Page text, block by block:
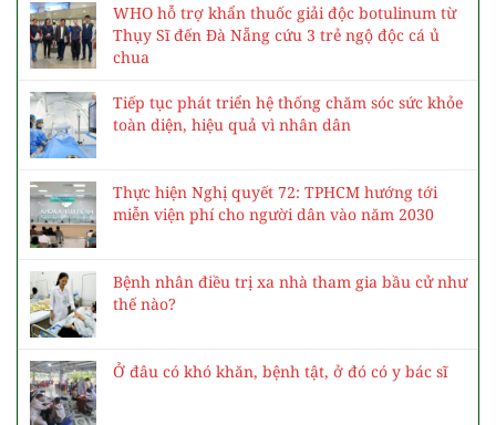
WHO hỗ trợ khẩn thuốc giải độc botulinum từ
Thụy Sĩ đến Đà Nẵng cứu 3 trẻ ngộ độc cá ủ
chua
Tiếp tục phát triển hệ thống chăm sóc sức khỏe
toàn diện, hiệu quả vì nhân dân
Thực hiện Nghị quyết 72: TPHCM hướng tới
miễn viện phí cho người dân vào năm 2030
Bệnh nhân điều trị xa nhà tham gia bầu cử như
thế nào?
Ở đâu có khó khăn, bệnh tật, ở đó có y bác sĩ